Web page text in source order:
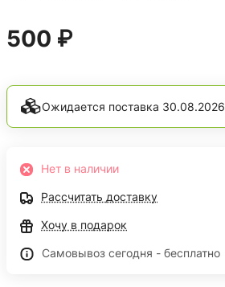
500 ₽
Ожидается поставка 30.08.2026
Нет в наличии
Рассчитать доставку
Хочу в подарок
Самовывоз сегодня - бесплатно